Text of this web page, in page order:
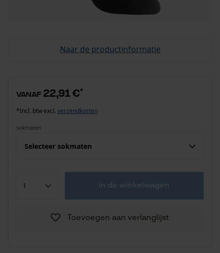
Naar de productinformatie
vanaf 22,91 €*
*Incl. btw excl. verzendkosten
sokmaten
Selecteer sokmaten
in de winkelwagen
Toevoegen aan verlanglijst